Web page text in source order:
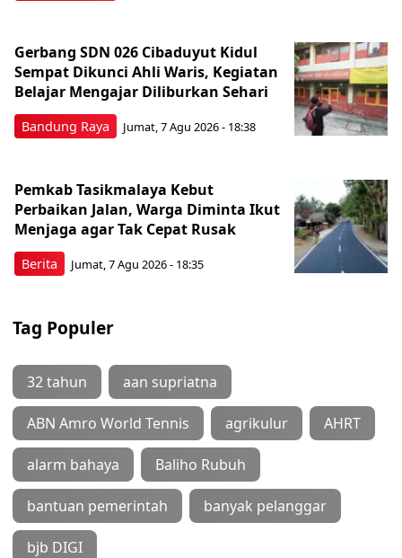
Bandung Raya
Gerbang SDN 026 Cibaduyut Kidul
Sempat Dikunci Ahli Waris, Kegiatan
Belajar Mengajar Diliburkan Sehari
Jumat, 7 Agu 2026 - 18:38
Berita
Pemkab Tasikmalaya Kebut
Perbaikan Jalan, Warga Diminta Ikut
Menjaga agar Tak Cepat Rusak
Jumat, 7 Agu 2026 - 18:35
Tag Populer
32 tahun aan supriatna
ABN Amro World Tennis agrikulur AHRT
alarm bahaya Baliho Rubuh
bantuan pemerintah banyak pelanggar
bjb DIGI